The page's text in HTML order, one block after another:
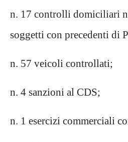
n. 17 controlli domiciliari
soggetti con precedenti di
n. 57 veicoli controllati;
n. 4 sanzioni al CDS;
n. 1 esercizi commerciali